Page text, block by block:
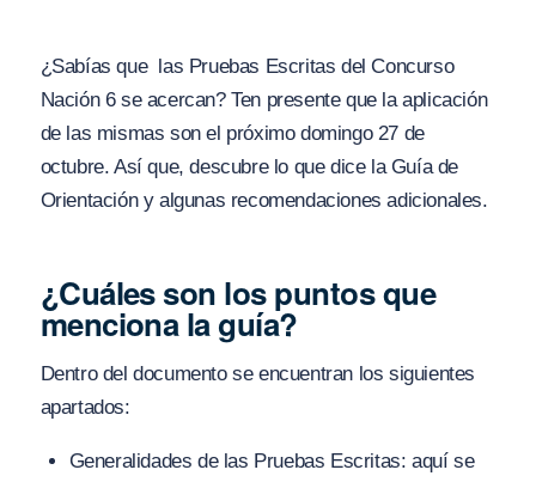
¿Sabías que las Pruebas Escritas del Concurso
Nación 6 se acercan? Ten presente que la aplicación
de las mismas son el próximo domingo 27 de
octubre. Así que, descubre lo que dice la Guía de
Orientación y algunas recomendaciones adicionales.
¿Cuáles son los puntos que
menciona la guía?
Dentro del documento se encuentran los siguientes
apartados:
Generalidades de las Pruebas Escritas: aquí se